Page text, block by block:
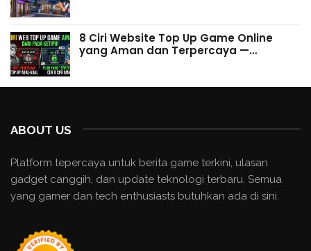
8 Ciri Website Top Up Game Online
yang Aman dan Terpercaya —…
ABOUT US
Platform tepercaya untuk berita game terkini, ulasan
gadget canggih, dan update teknologi terbaru. Semua
yang gamer dan tech enthusiasts butuhkan ada di sini.